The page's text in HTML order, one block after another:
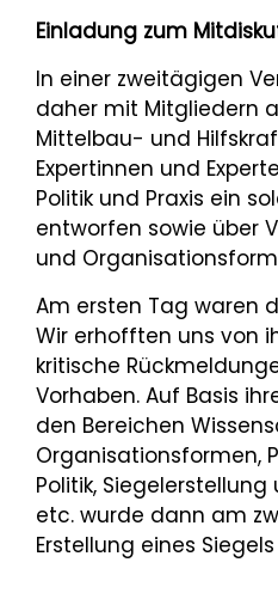
Einladung zum
In einer zweitägigen
daher mit Mitgliedern
Mittelbau- und
Expertinnen und
Politik und Praxis ein
entworfen sowie über
und
Am ersten Tag waren
Wir erhofften uns von
kritische
Vorhaben. Auf Basis
den Bereichen
Organisationsformen,
Politik,
etc. wurde dann am
Erstellung eines